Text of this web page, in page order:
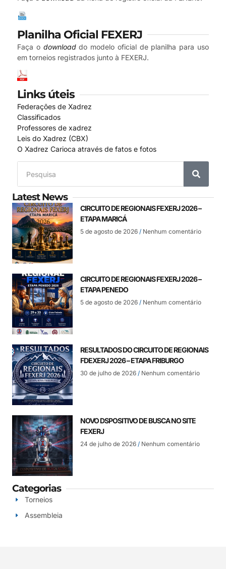
Planilha Oficial FEXERJ
Faça o downloaddo modelo oficial de planilha para uso
em torneios registrados junto à FEXERJ.
Links úteis
Federações de Xadrez
Classificados
Professores de xadrez
Leis do Xadrez (CBX)
O Xadrez Carioca através de fatos e fotos
Latest News
CIRCUITO DE REGIONAIS FEXERJ 2026 –
ETAPA MARICÁ
5 de agosto de 2026 Nenhum comentário
CIRCUITO DE REGIONAIS FEXERJ 2026 –
ETAPA PENEDO
5 de agosto de 2026 Nenhum comentário
RESULTADOS DO CIRCUITO DE REGIONAIS
FDEXERJ 2026 – ETAPA FRIBURGO
30 de julho de 2026 Nenhum comentário
NOVO DSPOSITIVO DE BUSCA NO SITE
FEXERJ
24 de julho de 2026 Nenhum comentário
Categorias
Torneios
Assembleia